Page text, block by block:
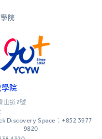
院
院
山道2號
Discovery Space：+852 3977
9820